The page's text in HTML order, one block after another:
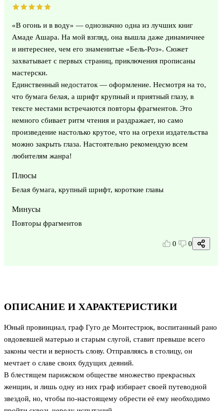
ОПИСАНИЕ И ХАРАКТЕРИСТИКИ
Юный провинциал, граф Гуго де Монтестрюк, воспитанный рано
овдовевшей матерью и старым слугой, ставит превыше всего
законы чести и верность слову. Отправляясь в столицу, он
мечтает о славе своих будущих деяний.
В блестящем парижском обществе множество прекрасных
женщин, и лишь одну из них граф избирает своей путеводной
звездой, но, чтобы по-настоящему обрести её ему необходимо
«В огонь и в воду» — однозначно одна из лучших книг
Амаде Ашара. На мой взгляд, она вышла даже динамичнее
и интереснее, чем его знаменитые «Бель-Роз». Сюжет
захватывает с первых страниц, приключения прописаны
мастерски.
Единственный недостаток — оформление. Несмотря на то,
что бумага белая, а шрифт крупный и приятный глазу, в
тексте местами встречаются повторы фрагментов. Это
немного сбивает ритм чтения и раздражает, но само
произведение настолько крутое, что на огрехи издательства
можно закрыть глаза. Настоятельно рекомендую всем
любителям жанра!
Плюсы
Белая бумага, крупный шрифт, короткие главы
Минусы
Повторы фрагментов
0 0